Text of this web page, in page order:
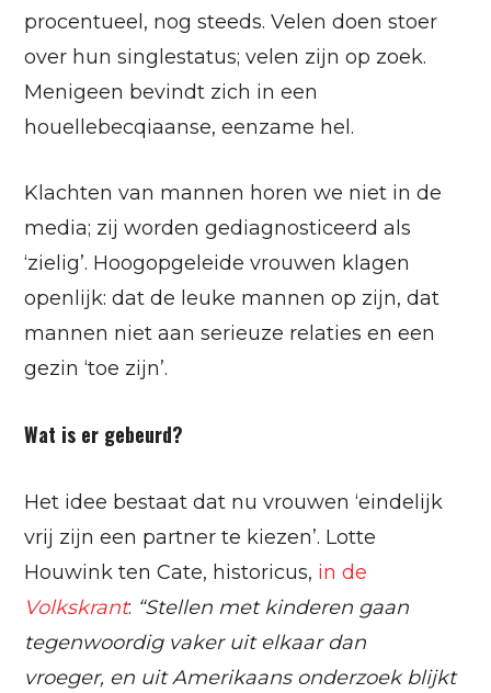
procentueel, nog steeds. Velen doen stoer
over hun singlestatus; velen zijn op zoek.
Menigeen bevindt zich in een
houellebecqiaanse, eenzame hel.
Klachten van mannen horen we niet in de
media; zij worden gediagnosticeerd als
‘zielig’. Hoogopgeleide vrouwen klagen
openlijk: dat de leuke mannen op zijn, dat
mannen niet aan serieuze relaties en een
gezin ‘toe zijn’.
Wat is er gebeurd?
Het idee bestaat dat nu vrouwen ‘eindelijk
vrij zijn een partner te kiezen’. Lotte
Houwink ten Cate, historicus, in de
Volkskrant: “Stellen met kinderen gaan
tegenwoordig vaker uit elkaar dan
vroeger, en uit Amerikaans onderzoek blijkt